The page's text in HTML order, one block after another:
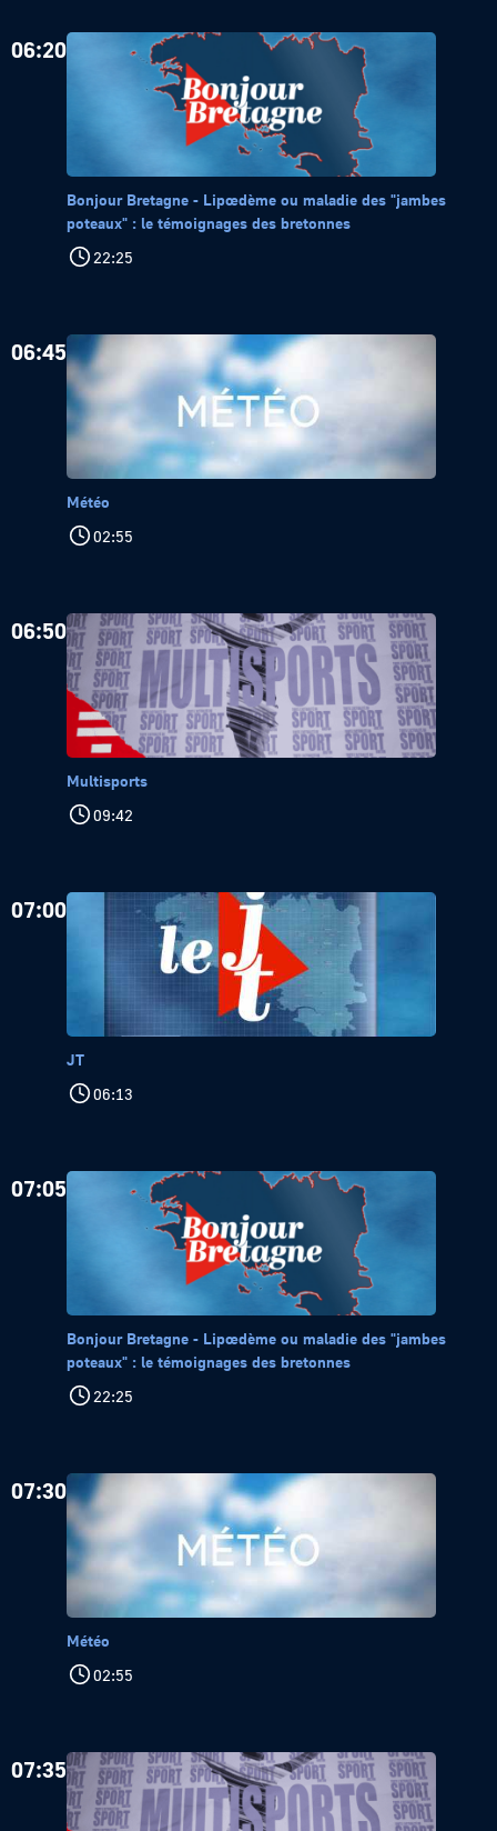
06:20
Bonjour Bretagne - Lipœdème ou maladie des "jambes
poteaux" : le témoignages des bretonnes
22:25
06:45
Météo
02:55
06:50
Multisports
09:42
07:00
JT
06:13
07:05
Bonjour Bretagne - Lipœdème ou maladie des "jambes
poteaux" : le témoignages des bretonnes
22:25
07:30
Météo
02:55
07:35